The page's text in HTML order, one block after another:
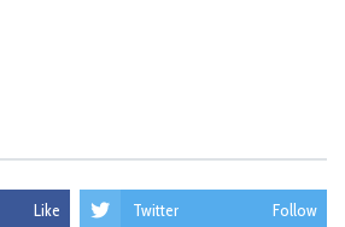
Like Twitter Follow